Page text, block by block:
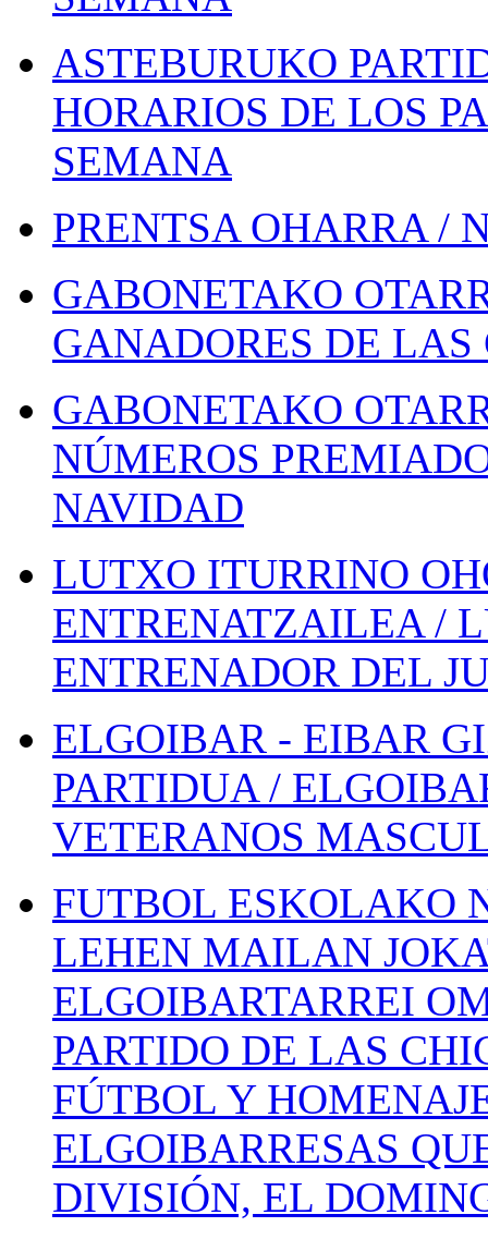
ASTEBURUKO
HORARIOS DE LOS
SEMANA
PRENTSA OHARRA /
GABONETAKO
GANADORES DE
GABONETAKO
NÚMEROS
NAVIDAD
LUTXO ITURRINO
ENTRENATZAILEA /
ENTRENADOR DEL
ELGOIBAR - EIBAR
PARTIDUA /
VETERANOS
FUTBOL ESKOLAKO
LEHEN MAILAN
ELGOIBARTARREI
PARTIDO DE LAS
FÚTBOL Y
ELGOIBARRESAS
DIVISIÓN, EL